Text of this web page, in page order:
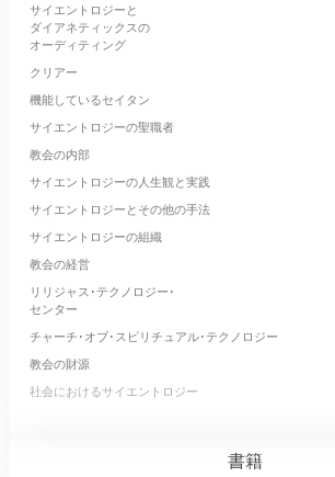
サイエントロジーと
ダイアネティックスの
オーディティング
クリアー
機能しているセイタン
サイエントロジーの聖職者
教会の内部
サイエントロジーの人生観と実践
サイエントロジーとその他の手法
サイエントロジーの組織
教会の経営
リリジャス･テクノロジー･
センター
チャーチ･オブ･スピリチュアル･テクノロジー
教会の財源
社会におけるサイエントロジー
書籍